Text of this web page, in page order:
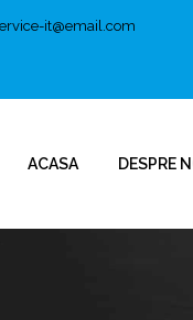
it@email.com
ACASA DESPRE